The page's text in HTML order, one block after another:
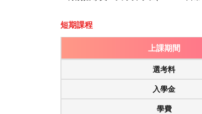
短期課程
上課期間
選考料
入學金
學費